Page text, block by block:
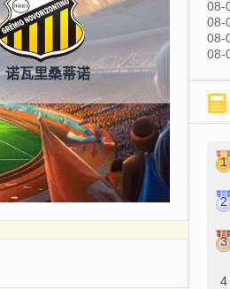
诺瓦里桑蒂诺
08-
08-
08-
08-
1
2
3
4